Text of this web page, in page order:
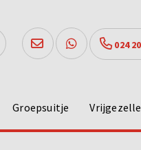
024
Groepsuitje